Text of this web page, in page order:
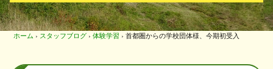
ホーム › スタッフブログ › 体験学習 › 首都圏からの学校団体様、今期初受入